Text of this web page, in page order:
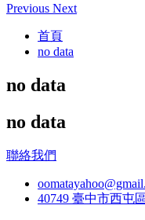
Previous Next
首頁
no data
no data
no data
聯絡我們
40749 臺中市西屯